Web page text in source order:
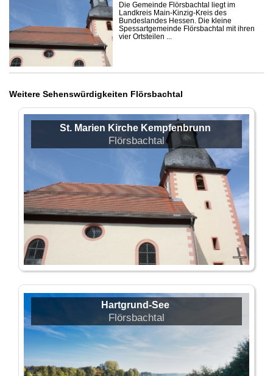
Die Gemeinde Flörsbachtal liegt im
Landkreis Main-Kinzig-Kreis des
Bundeslandes Hessen. Die kleine
Spessartgemeinde Flörsbachtal mit ihren
vier Ortsteilen ...
Weitere Sehenswürdigkeiten Flörsbachtal
St. Marien Kirche Kempfenbrunn
Flörsbachtal
Hartgrund-See
Flörsbachtal